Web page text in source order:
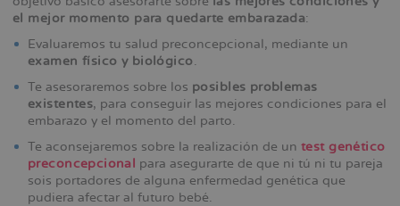
el mejor momento para quedarte embarazada:
Evaluaremos tu salud preconcepcional, mediante un
examen físico y biológico.
Te asesoraremos sobre los posibles problemas
existentes, para conseguir las mejores condiciones para el
embarazo y el momento del parto.
Te aconsejaremos sobre la realización de un test genético
preconcepcional para asegurarte de que ni tú ni tu pareja
sois portadores de alguna enfermedad genética que
pudiera afectar al futuro bebé.